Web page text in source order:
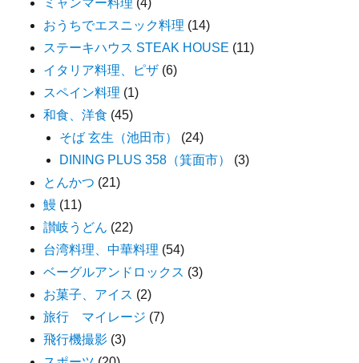
ミャンマー料理 (4)
おうちでエスニック料理 (14)
ステーキハウス STEAK HOUSE (11)
イタリア料理、ピザ (6)
スペイン料理 (1)
和食、洋食 (45)
そば 玄生（池田市）
(24)
DINING PLUS 358（箕面市）
(3)
とんかつ (21)
鰻 (11)
讃岐うどん (22)
台湾料理、中華料理 (54)
ベーグルアンドロックス (3)
お菓子、アイス (2)
旅行 マイレージ (7)
飛行機撮影 (3)